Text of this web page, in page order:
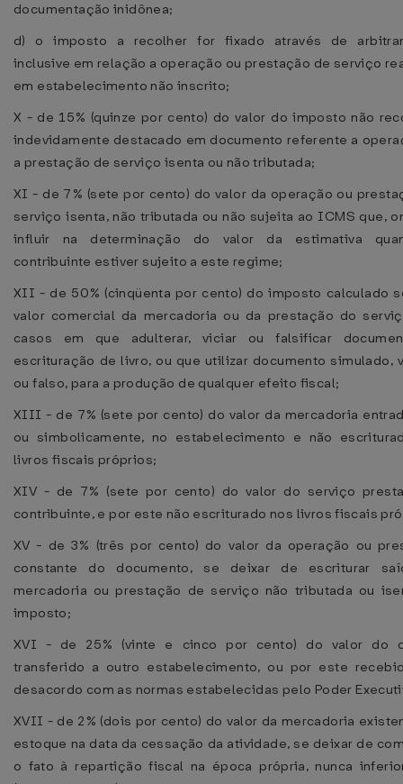
documentação inidônea;
d) o imposto a recolher for fixado através de
inclusive em relação a operação ou prestação de serviço
em estabelecimento não inscrito;
X - de 15% (quinze por cento) do valor do imposto não
indevidamente destacado em documento referente a
a prestação de serviço isenta ou não tributada;
XI - de 7% (sete por cento) do valor da operação ou
serviço isenta, não tributada ou não sujeita ao ICMS que,
influir na determinação do valor da estimativa
contribuinte estiver sujeito a este regime;
XII - de 50% (cinqüenta por cento) do imposto calculado
valor comercial da mercadoria ou da prestação do
casos em que adulterar, viciar ou falsificar
escrituração de livro, ou que utilizar documento simulado,
ou falso, para a produção de qualquer efeito fiscal;
XIII - de 7% (sete por cento) do valor da mercadoria
ou simbolicamente, no estabelecimento e não
livros fiscais próprios;
XIV - de 7% (sete por cento) do valor do serviço
contribuinte, e por este não escriturado nos livros fiscais
XV - de 3% (três por cento) do valor da operação ou
constante do documento, se deixar de escriturar
mercadoria ou prestação de serviço não tributada ou
imposto;
XVI - de 25% (vinte e cinco por cento) do valor do
transferido a outro estabelecimento, ou por este
desacordo com as normas estabelecidas pelo Poder
XVII - de 2% (dois por cento) do valor da mercadoria
estoque na data da cessação da atividade, se deixar de
o fato à repartição fiscal na época própria, nunca